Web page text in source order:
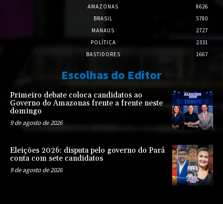
AMAZONAS
8626
BRASIL
5780
MANAUS
2727
POLÍTICA
2331
BASTIDORES
1667
Escolhas do Editor
Primeiro debate coloca candidatos ao
Governo do Amazonas frente a frente neste
domingo
9 de agosto de 2026
Eleições 2026: disputa pelo governo do Pará
conta com sete candidatos
9 de agosto de 2026